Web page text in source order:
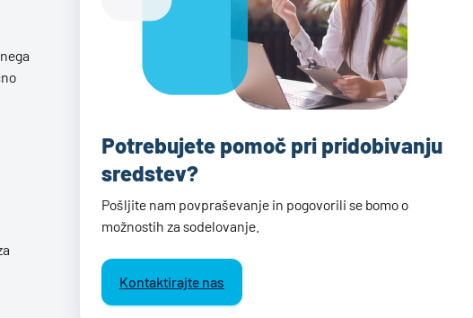
Potrebujete pomoč pri pridobivanju
sredstev?
Pošljite nam povpraševanje in pogovorili se bomo o
možnostih za sodelovanje.
Kontaktirajte nas